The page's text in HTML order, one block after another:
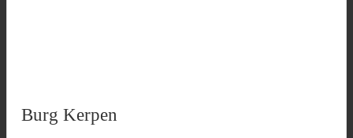
Burg Kerpen